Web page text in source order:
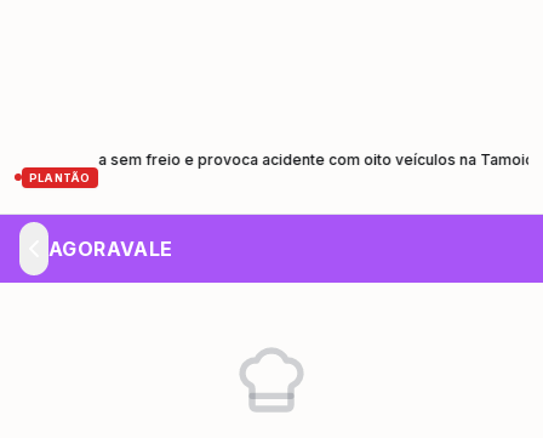
PLANTÃO
fica sem freio e provoca acidente com oito veículos na Tamoios em
AGORAVALE